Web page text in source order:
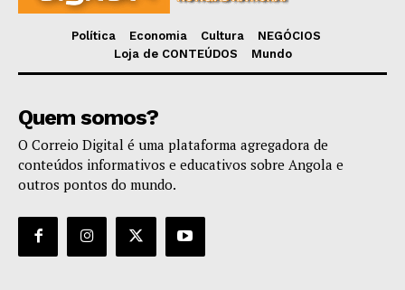
Política Economia Cultura
NEGÓCIOS
Loja de CONTEÚDOS
Mundo
Quem somos?
O Correio Digital é uma plataforma agregadora de
conteúdos informativos e educativos sobre Angola e
outros pontos do mundo.